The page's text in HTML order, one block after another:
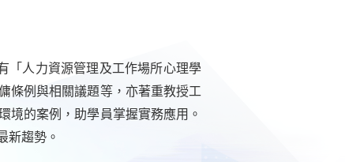
「人力資源管理及工作場所心理學
條例與相關議題等，亦著重教授工
境的案例，助學員掌握實務應用。
新趨勢。